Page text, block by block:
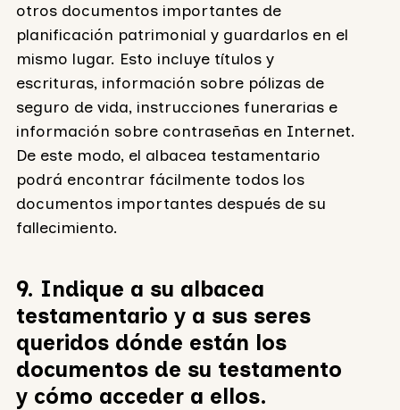
otros documentos importantes de
planificación patrimonial y guardarlos en el
mismo lugar. Esto incluye títulos y
escrituras, información sobre pólizas de
seguro de vida, instrucciones funerarias e
información sobre contraseñas en Internet.
De este modo, el albacea testamentario
podrá encontrar fácilmente todos los
documentos importantes después de su
fallecimiento.
9. Indique a su albacea
testamentario y a sus seres
queridos dónde están los
documentos de su testamento
y cómo acceder a ellos.